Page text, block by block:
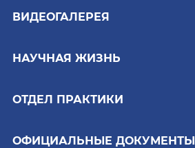
ВИДЕОГАЛЕРЕЯ
НАУЧНАЯ ЖИЗНЬ
ОТДЕЛ ПРАКТИКИ
ОФИЦИАЛЬНЫЕ ДОКУМЕНТЫ